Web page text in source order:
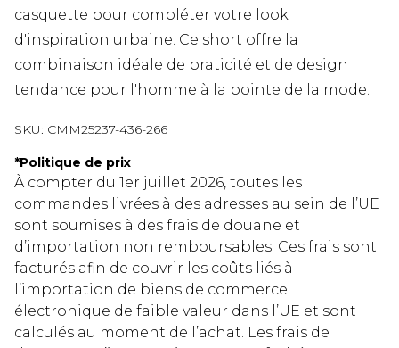
casquette pour compléter votre look
d'inspiration urbaine. Ce short offre la
combinaison idéale de praticité et de design
tendance pour l'homme à la pointe de la mode.
SKU: CMM25237-436-266
*Politique de prix
À compter du 1er juillet 2026, toutes les
commandes livrées à des adresses au sein de l’UE
sont soumises à des frais de douane et
d’importation non remboursables. Ces frais sont
facturés afin de couvrir les coûts liés à
l’importation de biens de commerce
électronique de faible valeur dans l’UE et sont
calculés au moment de l’achat. Les frais de